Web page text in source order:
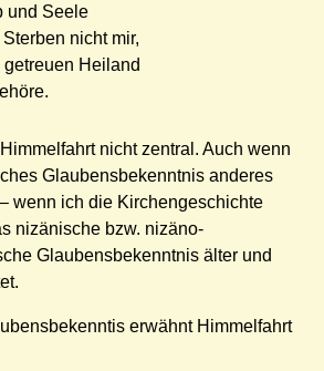
und Seele
nicht mir,
Heiland
nicht zentral. Auch wenn
Glaubensbekenntnis anderes
wenn ich die Kirchengeschichte
nizänische bzw. nizäno-
Glaubensbekenntnis älter und
erwähnt Himmelfahrt